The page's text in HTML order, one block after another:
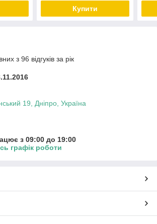
Купити
з 96 відгуків за рік
19, Дніпро, Україна
з 09:00 до 19:00
графік роботи